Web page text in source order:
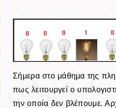
Σήμερα στο μάθημα της
πως λειτουργεί ο
την οποία δεν βλέπουμε.